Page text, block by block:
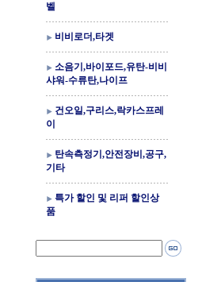
벨
비비로더,타겟
소음기,바이포드,유탄-비비
샤워-수류탄,나이프
건오일,구리스,락카스프레
이
탄속측정기,안전장비,공구,
기타
특가 할인 및 리퍼 할인상
품